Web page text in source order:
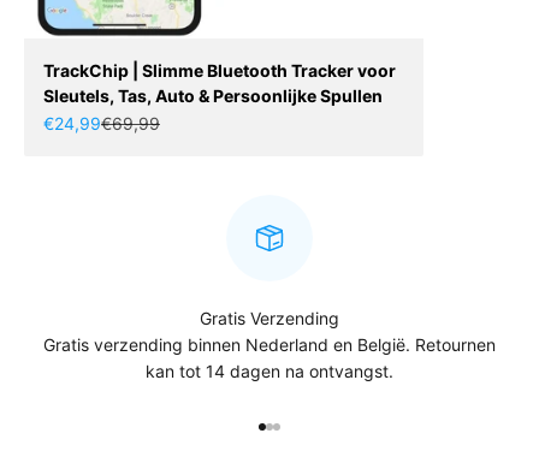
TrackChip | Slimme Bluetooth Tracker voor
Sleutels, Tas, Auto & Persoonlijke Spullen
Aanbiedingsprijs
€24,99Normale prijs
€69,99
Gratis Verzending
Gratis verzending binnen Nederland en België. Retournen
kan tot 14 dagen na ontvangst.